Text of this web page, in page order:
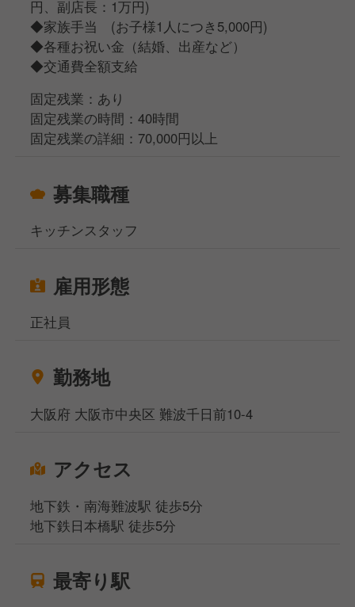
円、副店長：1万円)
◆家族手当 (お子様1人につき5,000円)
◆各種お祝い金（結婚、出産など）
◆交通費全額支給
固定残業：あり
固定残業の時間：40時間
固定残業の詳細：70,000円以上
募集職種
キッチンスタッフ
雇用形態
正社員
勤務地
大阪府 大阪市中央区 難波千日前10-4
アクセス
地下鉄・南海難波駅 徒歩5分
地下鉄日本橋駅 徒歩5分
最寄り駅